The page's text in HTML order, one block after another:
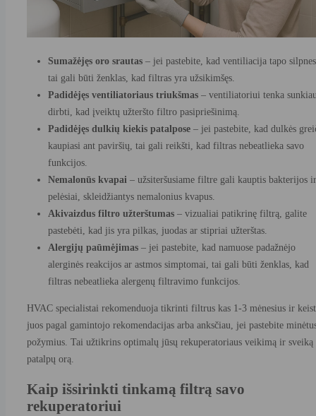
Sumažėjęs oro srautas – jei pastebite, kad ventiliacija tapo
tai gali būti ženklas, kad filtras yra užsikimšęs.
Padidėjęs ventiliatoriaus triukšmas – ventiliatoriui tenka
dirbti, kad įveiktų užteršto filtro pasipriešinimą.
Padidėjęs dulkių kiekis patalpose – jei pastebite, kad dulkės
kaupiasi ant paviršių, tai gali reikšti, kad filtras nebeatlieka savo
funkcijos.
Nemalonūs kvapai – užsiteršusiame filtre gali kauptis bakterijos ir
pelėsiai, skleidžiantys nemalonius kvapus.
Akivaizdus filtro užterštumas – vizualiai patikrinę filtrą, galite
pastebėti, kad jis yra pilkas, juodas ar stipriai užterštas.
Alergijų paūmėjimas – jei pastebite, kad namuose padažnėjo
alerginės reakcijos ar astmos simptomai, tai gali būti ženklas, kad
filtras nebeatlieka alergenų filtravimo funkcijos.
HVAC specialistai rekomenduoja tikrinti filtrus kas 1-3 mėnesius ir
juos pagal gamintojo rekomendacijas arba anksčiau, jei pastebite
požymius. Tai užtikrins optimalų jūsų rekuperatoriaus veikimą ir sveiką
patalpų orą.
Kaip išsirinkti tinkamą filtrą savo
rekuperatoriui